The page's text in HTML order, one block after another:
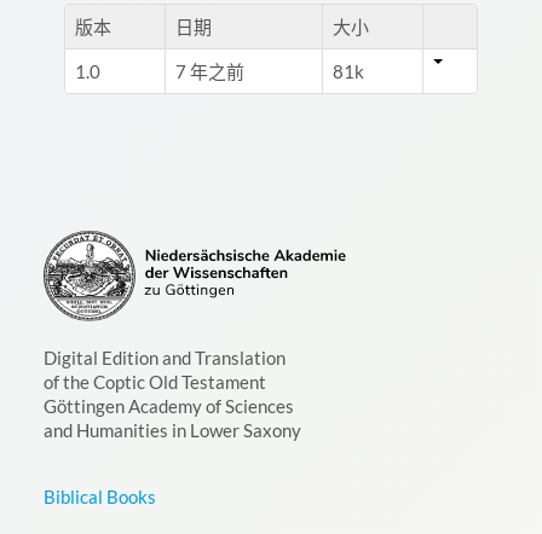
版本 日期 大小
1.0 7 年之前 81k
Digital Edition and Translation
of the Coptic Old Testament
Göttingen Academy of Sciences
and Humanities in Lower Saxony
Biblical Books